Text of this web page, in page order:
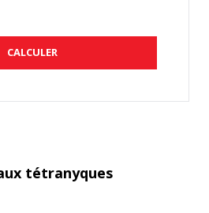
CALCULER
tétranyques